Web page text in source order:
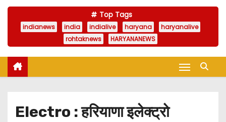
Top Tags
indianews india indialive haryana
haryanalive
rohtaknews
HARYANANEWS
Electro : हरियाणा इलेक्ट्रो